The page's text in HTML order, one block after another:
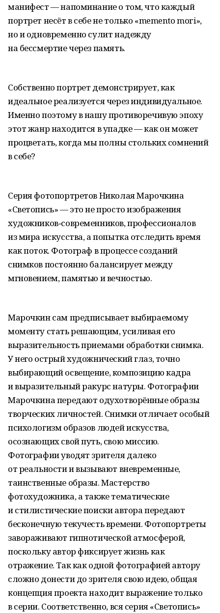
манифест — напоминание о том, что каждый
портрет несёт в себе не только «memento mori»,
но и одновременно сулит надежду
на бессмертие через память.
Собственно портрет демонстрирует, как
идеальное реализуется через индивидуальное.
Именно поэтому в нашу противоречивую эпоху
этот жанр находится в упадке — как он может
процветать, когда мы полны стольких сомнений
в себе?
Серия фотопортретов Николая Марочкина
«Светопись» — это не просто изображения
художников‑современников, профессионалов
из мира искусства, а попытка отследить время
как поток. Фотограф в процессе созданий
снимков постоянно балансирует между
мгновением, памятью и вечностью.
Марочкин сам предписывает выбираемому
моменту стать решающим, усиливая его
выразительность приемами обработки снимка.
У него острый художнический глаз, точно
выбирающий освещение, композицию кадра
и выразительный ракурс натуры. Фотографии
Марочкина передают одухотворённые образы
творческих личностей. Снимки отличает особый
психологизм образов людей искусства,
осознающих свой путь, свою миссию.
Фотографии уводят зрителя далеко
от реальности и вызывают вневременные,
таинственные образы. Мастерство
фотохудожника, а также тематические
и стилистические поиски автора передают
бесконечную текучесть времени. Фотопортреты
завораживают гипнотической атмосферой,
поскольку автор фиксирует жизнь как
отражение. Так как одной фотографией автору
сложно донести до зрителя свою идею, общая
концепция проекта находит выражение только
в серии. Соответственно, вся серия «Светопись»